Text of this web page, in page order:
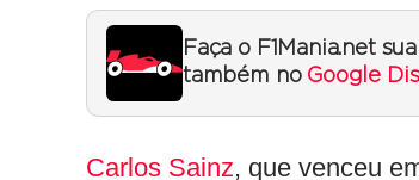
Faça o F1Mania.net
também no Google
Carlos Sainz, que venceu